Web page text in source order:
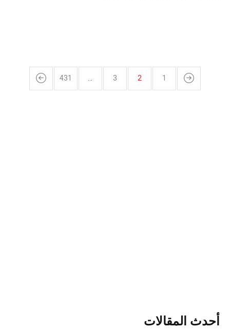
1
2
3
…
431
أحدث المقالات